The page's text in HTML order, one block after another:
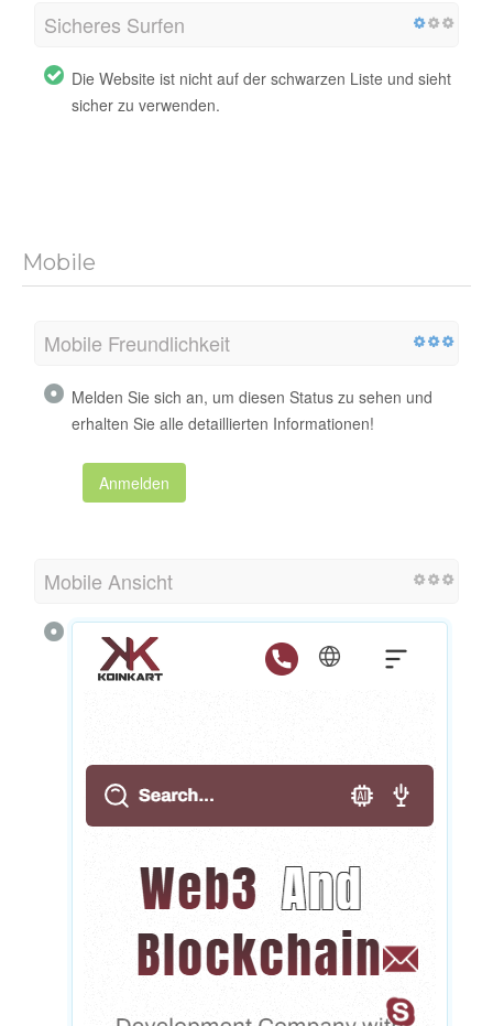
Sicheres Surfen
Die Website ist nicht auf der schwarzen Liste und sieht
sicher zu verwenden.
Mobile
Mobile Freundlichkeit
Melden Sie sich an, um diesen Status zu sehen und
erhalten Sie alle detaillierten Informationen!
Anmelden
Mobile Ansicht